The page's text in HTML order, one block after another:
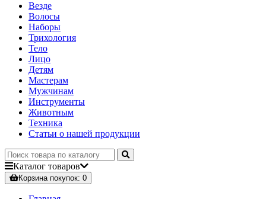
Везде
Волосы
Наборы
Трихология
Тело
Лицо
Детям
Мастерам
Мужчинам
Инструменты
Животным
Техника
Статьи о нашей продукции
Каталог товаров
Корзинапокупок: 0